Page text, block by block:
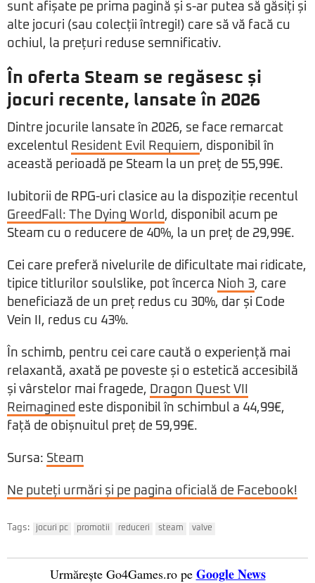
sunt afișate pe prima pagină și s-ar putea să găsiți și
alte jocuri (sau colecții întregi!) care să vă facă cu
ochiul, la prețuri reduse semnificativ.
În oferta Steam se regăsesc și
jocuri recente, lansate în 2026
Dintre jocurile lansate în 2026, se face remarcat
excelentul Resident Evil Requiem, disponibil în
această perioadă pe Steam la un preț de 55,99€.
Iubitorii de RPG-uri clasice au la dispoziție recentul
GreedFall: The Dying World, disponibil acum pe
Steam cu o reducere de 40%, la un preț de 29,99€.
Cei care preferă nivelurile de dificultate mai ridicate,
tipice titlurilor soulslike, pot încerca Nioh 3, care
beneficiază de un preț redus cu 30%, dar și Code
Vein II, redus cu 43%.
În schimb, pentru cei care caută o experiență mai
relaxantă, axată pe poveste și o estetică accesibilă
și vârstelor mai fragede, Dragon Quest VII
Reimagined este disponibil în schimbul a 44,99€,
față de obișnuitul preț de 59,99€.
Sursa: Steam
Ne puteți urmări și pe pagina oficială de Facebook!
Tags: jocuri pc promotii reduceri steam valve
Urmărește Go4Games.ro pe Google News